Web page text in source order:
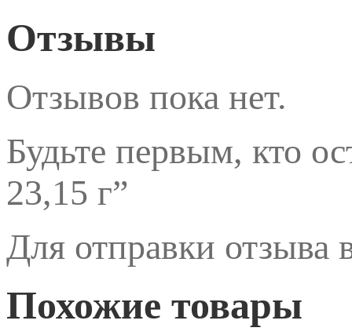
Отзывы
Отзывов пока нет.
Будьте первым, кто
23,15 г”
Для отправки отзыва
Похожие товары